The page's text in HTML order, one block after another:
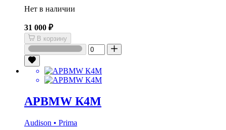
Нет в наличии
31 000 ₽
В корзину
APBMW К4M
Audison • Prima